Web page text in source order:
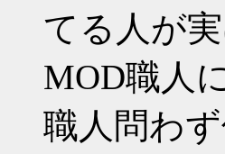
てる人が
MOD職人
職人問わ